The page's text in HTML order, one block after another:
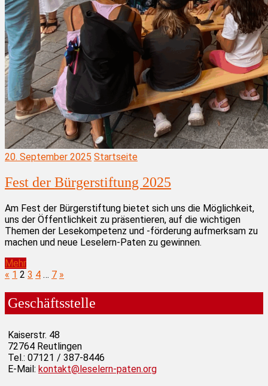
20. September 2025 Startseite
Fest der Bürgerstiftung 2025
Am Fest der Bürgerstiftung bietet sich uns die Möglichkeit,
uns der Öffentlichkeit zu präsentieren, auf die wichtigen
Themen der Lesekompetenz und -förderung aufmerksam zu
machen und neue Leselern-Paten zu gewinnen.
Mehr
Seitennummerierung
der
Beiträge
« Vorherige
1 2 3 4 … 7 Nächste
»
Geschäftsstelle
Kaiserstr. 48
72764 Reutlingen
Tel.: 07121 / 387-8446
E-Mail: kontakt@leselern-paten.org